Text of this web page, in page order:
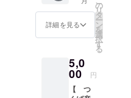
しま
す。 ※
このリ
は5,000
10,000
円、
50,000
円のリ
です。
和紙竹
仕様の
高級感
のある
す。 サ
イズ：
縦
212mm
詳細を見る
の
リ
タ
ー
ン
を
選
択
す
る
5,0
00 円
【 つ